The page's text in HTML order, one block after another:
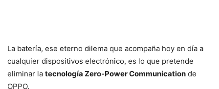
La batería, ese eterno dilema que acompaña hoy en día a
cualquier dispositivos electrónico, es lo que pretende
eliminar la tecnología Zero-Power Communication de
OPPO.